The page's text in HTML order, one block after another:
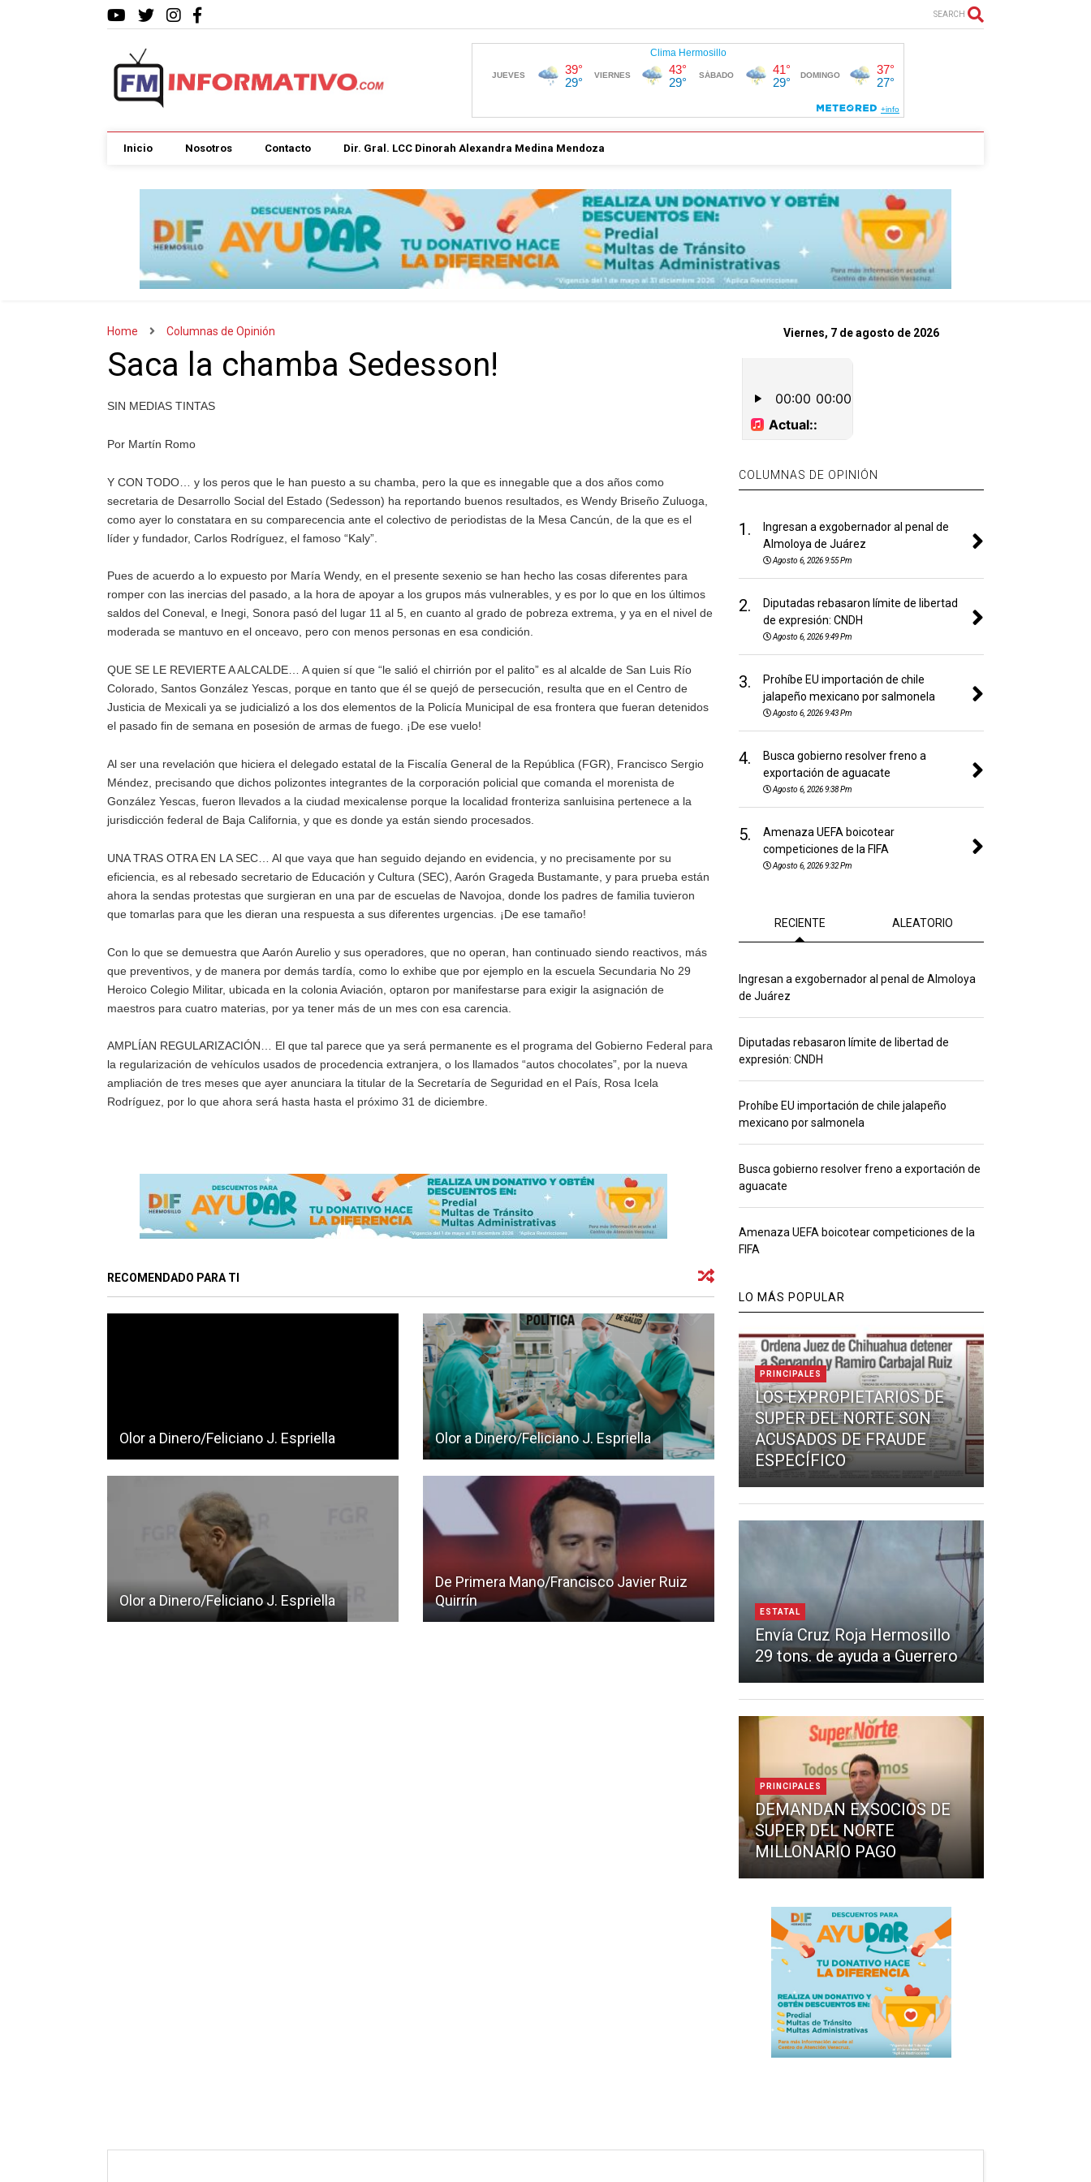
SEARCH
Inicio Nosotros Contacto Dir. Gral. LCC Dinorah Alexandra Medina Mendoza
Home Columnas de Opinión
Saca la chamba Sedesson!
SIN MEDIAS TINTAS
Por Martín Romo
Y CON TODO… y los peros que le han puesto a su chamba, pero la que es innegable que a dos años como
secretaria de Desarrollo Social del Estado (Sedesson) ha reportando buenos resultados, es Wendy Briseño Zuluoga,
como ayer lo constatara en su comparecencia ante el colectivo de periodistas de la Mesa Cancún, de la que es el
líder y fundador, Carlos Rodríguez, el famoso “Kaly”.
Pues de acuerdo a lo expuesto por María Wendy, en el presente sexenio se han hecho las cosas diferentes para
romper con las inercias del pasado, a la hora de apoyar a los grupos más vulnerables, y es por lo que en los últimos
saldos del Coneval, e Inegi, Sonora pasó del lugar 11 al 5, en cuanto al grado de pobreza extrema, y ya en el nivel de
moderada se mantuvo en el onceavo, pero con menos personas en esa condición.
QUE SE LE REVIERTE A ALCALDE… A quien sí que “le salió el chirrión por el palito” es al alcalde de San Luis Río
Colorado, Santos González Yescas, porque en tanto que él se quejó de persecución, resulta que en el Centro de
Justicia de Mexicali ya se judicializó a los dos elementos de la Policía Municipal de esa frontera que fueran detenidos
el pasado fin de semana en posesión de armas de fuego. ¡De ese vuelo!
Al ser una revelación que hiciera el delegado estatal de la Fiscalía General de la República (FGR), Francisco Sergio
Méndez, precisando que dichos polizontes integrantes de la corporación policial que comanda el morenista de
González Yescas, fueron llevados a la ciudad mexicalense porque la localidad fronteriza sanluisina pertenece a la
jurisdicción federal de Baja California, y que es donde ya están siendo procesados.
UNA TRAS OTRA EN LA SEC… Al que vaya que han seguido dejando en evidencia, y no precisamente por su
eficiencia, es al rebesado secretario de Educación y Cultura (SEC), Aarón Grageda Bustamante, y para prueba están
ahora la sendas protestas que surgieran en una par de escuelas de Navojoa, donde los padres de familia tuvieron
que tomarlas para que les dieran una respuesta a sus diferentes urgencias. ¡De ese tamaño!
Con lo que se demuestra que Aarón Aurelio y sus operadores, que no operan, han continuado siendo reactivos, más
que preventivos, y de manera por demás tardía, como lo exhibe que por ejemplo en la escuela Secundaria No 29
Heroico Colegio Militar, ubicada en la colonia Aviación, optaron por manifestarse para exigir la asignación de
maestros para cuatro materias, por ya tener más de un mes con esa carencia.
AMPLÍAN REGULARIZACIÓN… El que tal parece que ya será permanente es el programa del Gobierno Federal para
la regularización de vehículos usados de procedencia extranjera, o los llamados “autos chocolates”, por la nueva
ampliación de tres meses que ayer anunciara la titular de la Secretaría de Seguridad en el País, Rosa Icela
Rodríguez, por lo que ahora será hasta hasta el próximo 31 de diciembre.
RECOMENDADO PARA TI
Olor a Dinero/Feliciano J. Espriella Olor a Dinero/Feliciano J. Espriella
Olor a Dinero/Feliciano J. Espriella
De Primera Mano/Francisco Javier Ruiz
Quirrín
Viernes, 7 de agosto de 2026
COLUMNAS DE OPINIÓN
1.
Ingresan a exgobernador al penal de
Almoloya de Juárez
Agosto 6, 2026 9:55 Pm
2.
Diputadas rebasaron límite de libertad
de expresión: CNDH
Agosto 6, 2026 9:49 Pm
3.
Prohíbe EU importación de chile
jalapeño mexicano por salmonela
Agosto 6, 2026 9:43 Pm
4.
Busca gobierno resolver freno a
exportación de aguacate
Agosto 6, 2026 9:38 Pm
5.
Amenaza UEFA boicotear
competiciones de la FIFA
Agosto 6, 2026 9:32 Pm
RECIENTE ALEATORIO
Ingresan a exgobernador al penal de Almoloya
de Juárez
Diputadas rebasaron límite de libertad de
expresión: CNDH
Prohíbe EU importación de chile jalapeño
mexicano por salmonela
Busca gobierno resolver freno a exportación de
aguacate
Amenaza UEFA boicotear competiciones de la
FIFA
LO MÁS POPULAR
PRINCIPALES
LOS EXPROPIETARIOS DE
SUPER DEL NORTE SON
ACUSADOS DE FRAUDE
ESPECÍFICO
ESTATAL
Envía Cruz Roja Hermosillo
29 tons. de ayuda a Guerrero
PRINCIPALES
DEMANDAN EXSOCIOS DE
SUPER DEL NORTE
MILLONARIO PAGO